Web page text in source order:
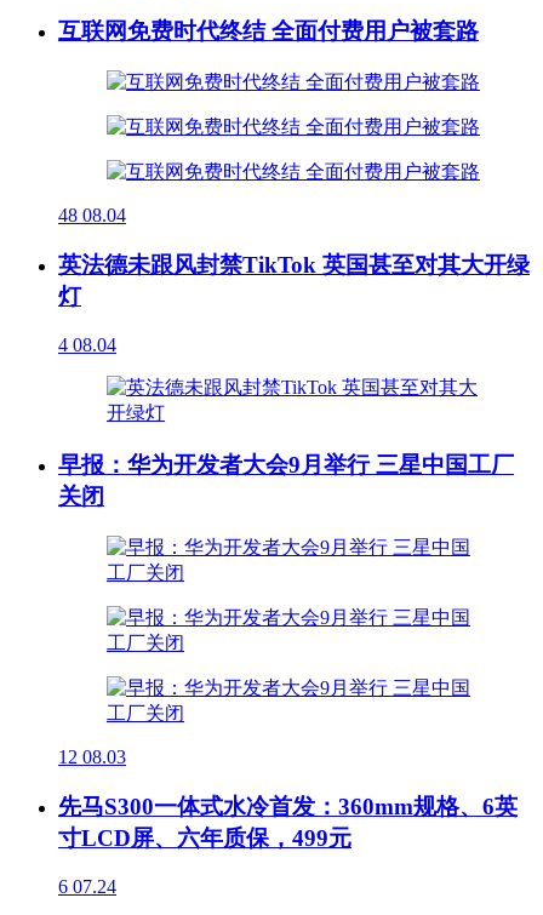
互联网免费时代终结 全面付费用户被套路
48 08.04
英法德未跟风封禁TikTok 英国甚至对其大开绿
灯
4 08.04
早报：华为开发者大会9月举行 三星中国工厂
关闭
12 08.03
先马S300一体式水冷首发：360mm规格、6英
寸LCD屏、六年质保，499元
6 07.24